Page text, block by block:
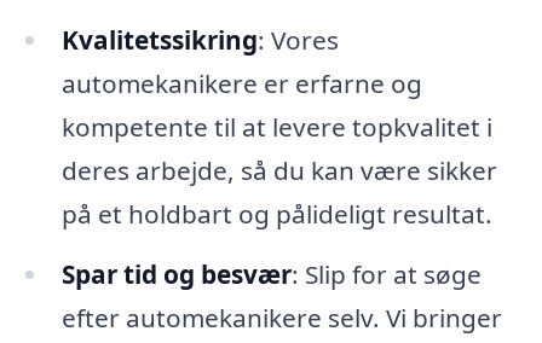
Kvalitetssikring: Vores
automekanikere er erfarne og
kompetente til at levere topkvalitet i
deres arbejde, så du kan være sikker
på et holdbart og pålideligt resultat.
Spar tid og besvær: Slip for at søge
efter automekanikere selv. Vi bringer